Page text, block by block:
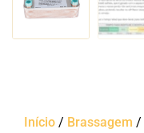
Início / Brassagem /